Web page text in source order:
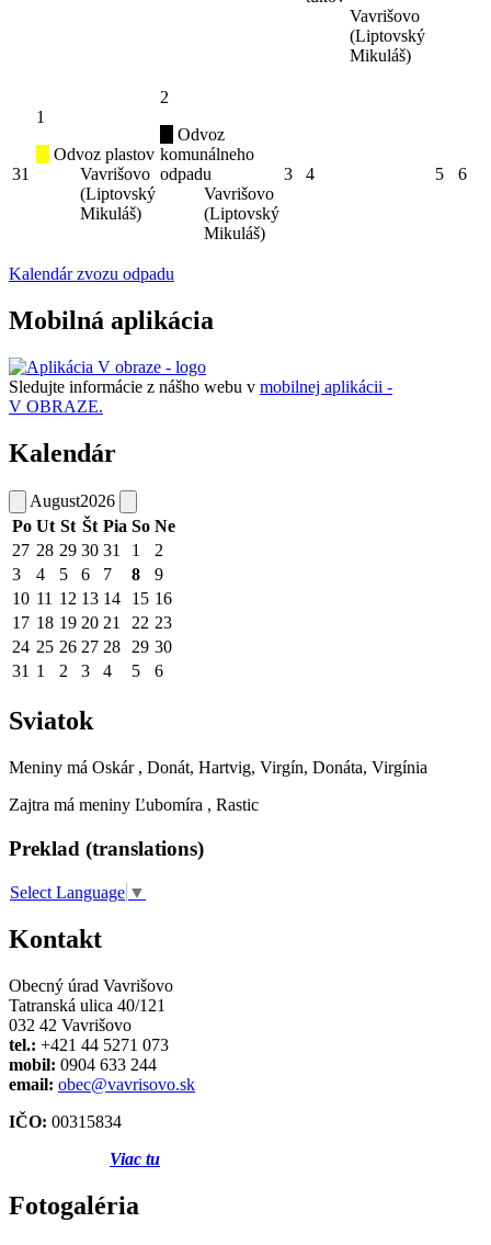
Vavrišovo
(Liptovský
Mikuláš)
31
1
Odvoz plastov
Vavrišovo
(Liptovský
Mikuláš)
2
Odvoz
komunálneho
odpadu
Vavrišovo
(Liptovský
Mikuláš)
3 4 5 6
Kalendár zvozu odpadu
Mobilná aplikácia
Sledujte informácie z nášho webu v mobilnej aplikácii -
V OBRAZE.
Kalendár
August2026
Po Ut St Št Pia So Ne
27 28 29 30 31 1
2
3
4 5 6 7 8
9
10 11 12 13 14 15 16
17 18 19 20 21 22 23
24 25 26 27 28 29 30
31 1 2 3 4 5 6
Sviatok
Meniny má Oskár , Donát, Hartvig, Virgín, Donáta, Virgínia
Zajtra má meniny Ľubomíra , Rastic
Preklad (translations)
Select Language ▼
Kontakt
Obecný úrad Vavrišovo
Tatranská ulica 40/121
032 42 Vavrišovo
tel.: +421 44 5271 073
mobil: 0904 633 244
email: obec@vavrisovo.sk
IČO: 00315834
Viac tu
Fotogaléria